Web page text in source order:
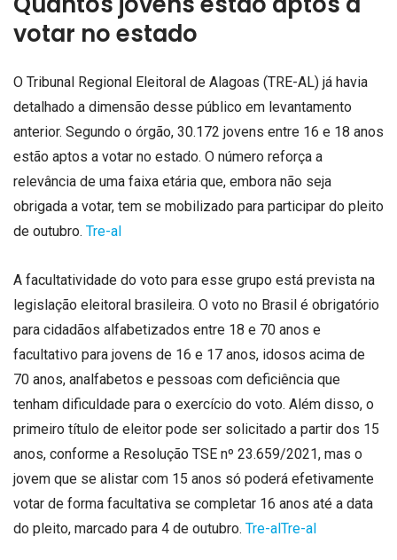
votar no estado
O Tribunal Regional Eleitoral de Alagoas (TRE-AL) já havia
detalhado a dimensão desse público em levantamento
anterior. Segundo o órgão, 30.172 jovens entre 16 e 18 anos
estão aptos a votar no estado. O número reforça a
relevância de uma faixa etária que, embora não seja
obrigada a votar, tem se mobilizado para participar do pleito
de outubro. Tre-al
A facultatividade do voto para esse grupo está prevista na
legislação eleitoral brasileira. O voto no Brasil é obrigatório
para cidadãos alfabetizados entre 18 e 70 anos e
facultativo para jovens de 16 e 17 anos, idosos acima de
70 anos, analfabetos e pessoas com deficiência que
tenham dificuldade para o exercício do voto. Além disso, o
primeiro título de eleitor pode ser solicitado a partir dos 15
anos, conforme a Resolução TSE nº 23.659/2021, mas o
jovem que se alistar com 15 anos só poderá efetivamente
votar de forma facultativa se completar 16 anos até a data
do pleito, marcado para 4 de outubro. Tre-alTre-al